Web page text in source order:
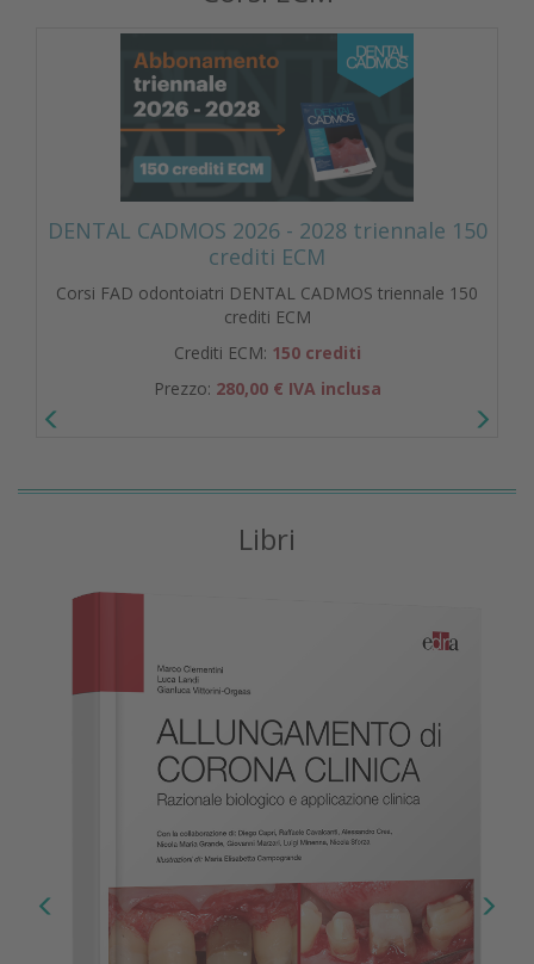
DENTAL CADMOS 2026 - 2028 triennale 150
crediti ECM
Corsi FAD odontoiatri DENTAL CADMOS triennale 150
crediti ECM
Crediti ECM: 150 crediti
Prezzo: 280,00 € IVA inclusa
Libri